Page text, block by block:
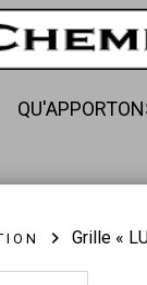
Grille «